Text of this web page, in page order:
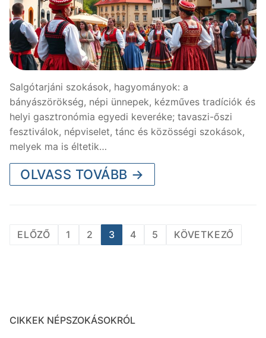
Salgótarjáni szokások, hagyományok: a
bányászörökség, népi ünnepek, kézműves tradíciók és
helyi gasztronómia egyedi keveréke; tavaszi-őszi
fesztiválok, népviselet, tánc és közösségi szokások,
melyek ma is éltetik…
OLVASS TOVÁBB →
Bejegyzések
ELŐZŐ 1 2 3 4 5 KÖVETKEZŐ
CIKKEK NÉPSZOKÁSOKRÓL